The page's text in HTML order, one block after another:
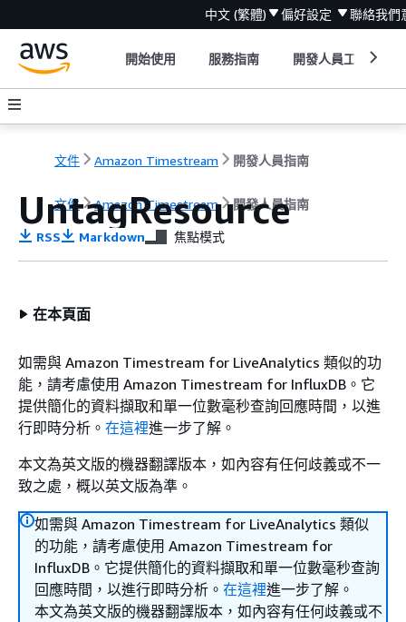
中文 (繁體) 偏好設定 聯絡我們
開始使用 服務指南 開發人員工具
文件 Amazon Timestream 開發人員指南
文件 Amazon Timestream 開發人員指南
UntagResource
RSS Markdown 焦點模式
在本頁面
如需與 Amazon Timestream for LiveAnalytics 類似的功
能，請考慮使用 Amazon Timestream for InfluxDB。它
提供簡化的資料擷取和單一位數毫秒查詢回應時間，以進
行即時分析。 在這裡進一步了解。
本文為英文版的機器翻譯版本，如內容有任何歧義或不一
致之處，概以英文版為準。
如需與 Amazon Timestream for LiveAnalytics 類似
的功能，請考慮使用 Amazon Timestream for
InfluxDB。它提供簡化的資料擷取和單一位數毫秒查詢
回應時間，以進行即時分析。 在這裡進一步了解。
本文為英文版的機器翻譯版本，如內容有任何歧義或不